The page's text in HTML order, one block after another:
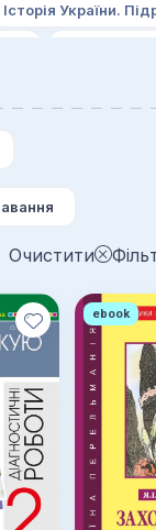
Історія України.
Очистити
ebook